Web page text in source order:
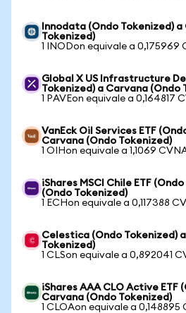
Innodata (Ondo Tokenized)
Tokenized)
1 INODon equivale a 0,175969
Global X US Infrastructure
Tokenized) a Carvana (Ondo
1 PAVEon equivale a 0,164817
VanEck Oil Services ETF
Carvana (Ondo Tokenized)
1 OIHon equivale a 1,1069
iShares MSCI Chile ETF
(Ondo Tokenized)
1 ECHon equivale a 0,117388
Celestica (Ondo Tokenized)
Tokenized)
1 CLSon equivale a 0,892041
iShares AAA CLO Active ETF
Carvana (Ondo Tokenized)
1 CLOAon equivale a 0,148895